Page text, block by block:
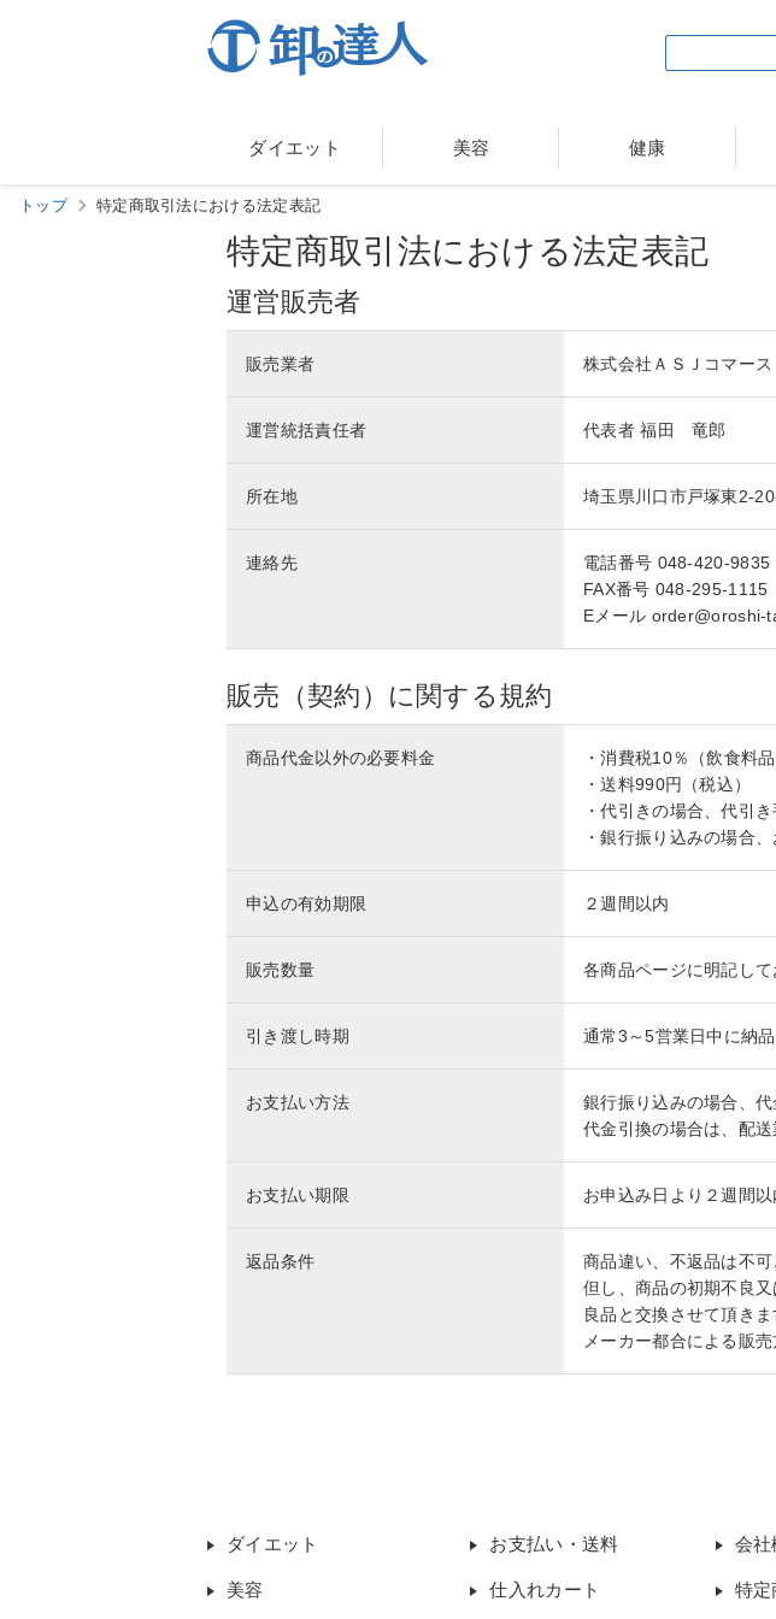
ダイエット 美容 健康
トップ 特定商取引法における法定表記
特定商取引法における法定表記
運営販売者
販売業者 株式会社ＡＳＪコマース
運営統括責任者 代表者 福田 竜郎
所在地 埼玉県川口市戸塚東2-
連絡先
電話番号 048-420-9835
FAX番号 048-295-1115
Eメール order@oroshi-
販売（契約）に関する規約
商品代金以外の必要料金
・消費税10％（飲食料
・送料990円（税込）
・代引きの場合、代引
・銀行振り込みの場合
申込の有効期限 ２週間以内
販売数量 各商品ページに明記して
引き渡し時期 通常3～5営業日中に納
お支払い方法
銀行振り込みの場合、
代金引換の場合は、配
お支払い期限 お申込み日より２週間
返品条件
商品違い、不返品は不可
但し、商品の初期不良
良品と交換させて頂きま
メーカー都合による販
ダイエット
美容
お支払い・送料
仕入れカート
会社
特定